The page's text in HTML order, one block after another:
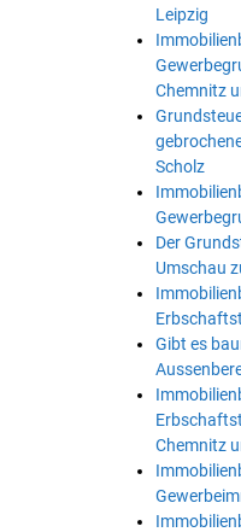
Leipzig
Chemnitz
Scholz
Der
Umschau
Gibt es
Chemnitz